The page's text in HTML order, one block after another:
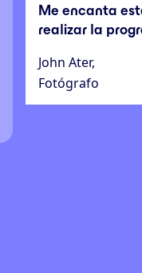
Me encanta
realizar la
John Ater,
Fotógrafo